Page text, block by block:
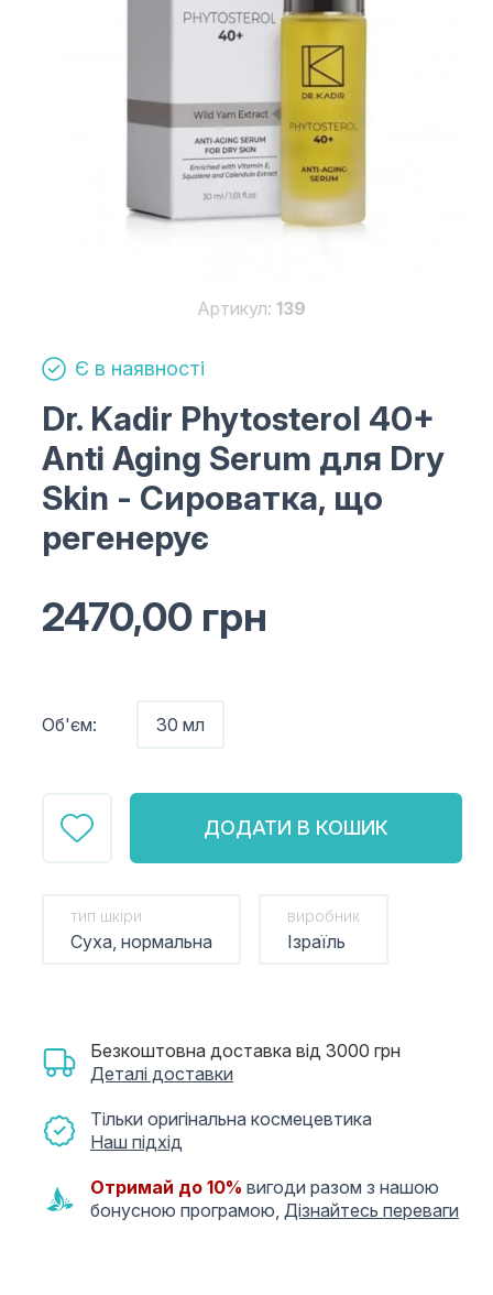
Артикул:139
Є в наявності
Dr. Kadir Phytosterol 40+
Anti Aging Serum для Dry
Skin - Сироватка, що
регенерує
2470,00 грн
Об'єм: 30 мл
ДОДАТИ В КОШИК
тип шкіри
Суха, нормальна
виробник
Ізраїль
Безкоштовна доставка від 3000 грн
Деталі доставки
Тільки оригінальна космецевтика
Наш підхід
Отримай до 10% вигоди разом з нашою
бонусною програмою, Дізнайтесь переваги